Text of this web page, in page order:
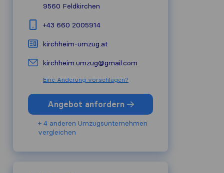
9560 Feldkirchen
+43 660 2005914
kirchheim-umzug.at
kirchheim.umzug@gmail.com
Eine Änderung vorschlagen?
Angebot anfordern
+ 4 anderen Umzugs​unternehmen
vergleichen